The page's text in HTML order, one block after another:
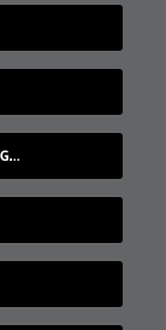
5-Jähriger ruft Polizei an, um sie zu seiner Geburtstagsparty einzuladen